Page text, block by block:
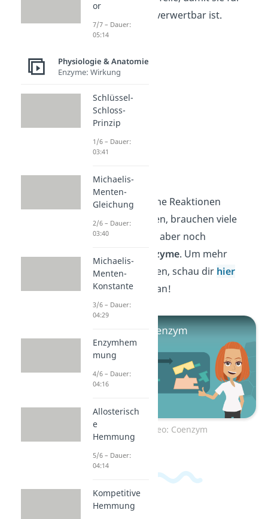
den Stoffwechsel verwertbar ist.
Coenzyme
Damit enzymatische Reaktionen
überhaupt ablaufen, brauchen viele
Enzyme zusätzlich aber noch
sogenannte
Coenzyme. Um mehr
darüber zu erfahren, schau dir hier
unser Video dazu an!
Zum Video: Coenzym
or
7/7 – Dauer:
05:14
Physiologie & Anatomie
Enzyme: Wirkung
Schlüssel-
Schloss-
Prinzip
1/6 – Dauer:
03:41
Michaelis-
Menten-
Gleichung
2/6 – Dauer:
03:40
Michaelis-
Menten-
Konstante
3/6 – Dauer:
04:29
Enzymhem
mung
4/6 – Dauer:
04:16
Allosterisch
e
Hemmung
5/6 – Dauer:
04:14
Kompetitive
Hemmung